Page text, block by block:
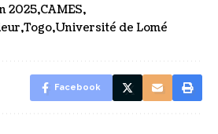
2025 CAMES
Togo Université de Lomé
Facebook